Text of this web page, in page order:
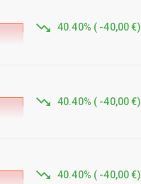
40.40% ( -40,00 €)
40.40% ( -40,00 €)
40.40% ( -40,00 €)